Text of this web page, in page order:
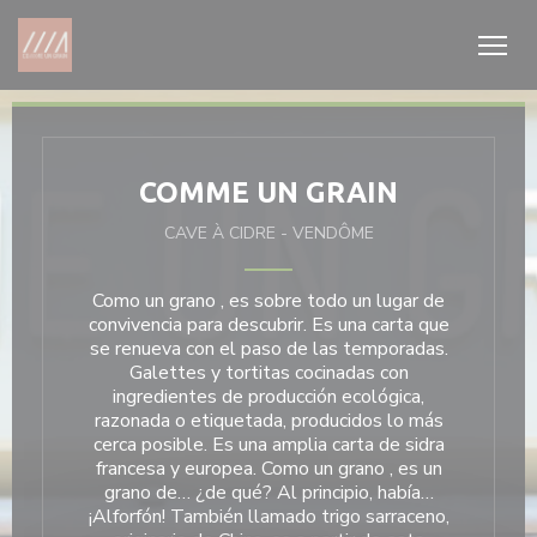
Personalización de sus opciones de cookies
COMME UN GRAIN
CAVE À CIDRE - VENDÔME
Como un grano , es sobre todo un lugar de
convivencia para descubrir. Es una carta que
se renueva con el paso de las temporadas.
Galettes y tortitas cocinadas con
ingredientes de producción ecológica,
razonada o etiquetada, producidos lo más
cerca posible. Es una amplia carta de sidra
francesa y europea. Como un grano , es un
grano de… ¿de qué? Al principio, había…
¡Alforfón! También llamado trigo sarraceno,